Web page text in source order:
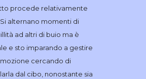
procede relativamente
alternano momenti di
ad altri di buio ma è
e sto imparando a gestire
cercando di
dal cibo, nonostante sia